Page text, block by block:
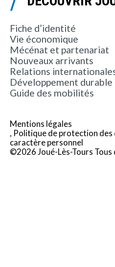
Fiche d’identité
Vie économique
Mécénat et partenariat
Nouveaux arrivants
Relations
Développement durable
Guide des mobilités
Mentions légales
Politique de protection des
caractère personnel
©2026 Joué-Lès-Tours